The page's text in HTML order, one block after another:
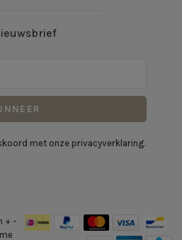
met onze privacyverklaring.
+ -